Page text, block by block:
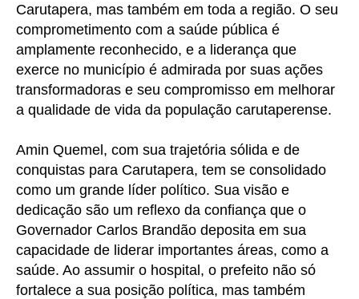
Carutapera, mas também em toda a região. O seu
comprometimento com a saúde pública é
amplamente reconhecido, e a liderança que
exerce no município é admirada por suas ações
transformadoras e seu compromisso em melhorar
a qualidade de vida da população carutaperense.
Amin Quemel, com sua trajetória sólida e de
conquistas para Carutapera, tem se consolidado
como um grande líder político. Sua visão e
dedicação são um reflexo da confiança que o
Governador Carlos Brandão deposita em sua
capacidade de liderar importantes áreas, como a
saúde. Ao assumir o hospital, o prefeito não só
fortalece a sua posição política, mas também